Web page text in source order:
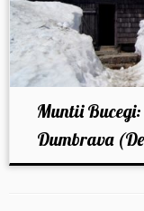
Muntii
Dumbrava (De